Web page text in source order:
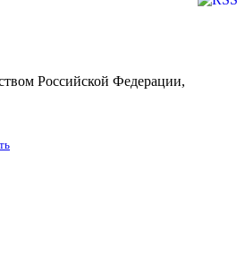
Российской Федерации,